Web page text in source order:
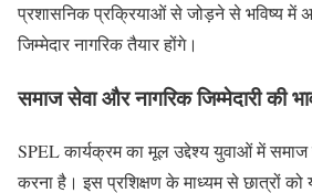
प्रशासनिक प्रक्रियाओं से जोड़ने से भविष्य
जिम्मेदार नागरिक तैयार होंगे।
समाज सेवा और नागरिक जिम्मेदारी की
SPEL कार्यक्रम का मूल उद्देश्य युवाओं में समाज
करना है। इस प्रशिक्षण के माध्यम से छात्रों को